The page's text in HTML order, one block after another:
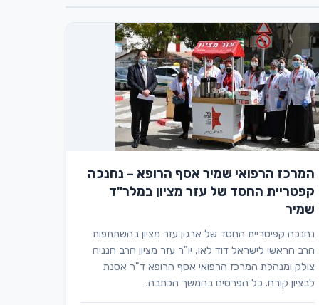
המרכז הרפואי שמיר אסף הרופא – נחנכה
קפטריית החסד של עזר מציון במלר"ד
שמיר
נחנכה קפיטריית החסד של ארגון עזר מציון בהשתתפות
הרב הראשי לישראל דוד לאו, יו"ר עזר מציון הרב חנניה
צולק ומנהלת המרכז הרפואי אסף הרופא ד"ר אסנת
לבציון קורח. כל הפרטים בהמשך הכתבה.